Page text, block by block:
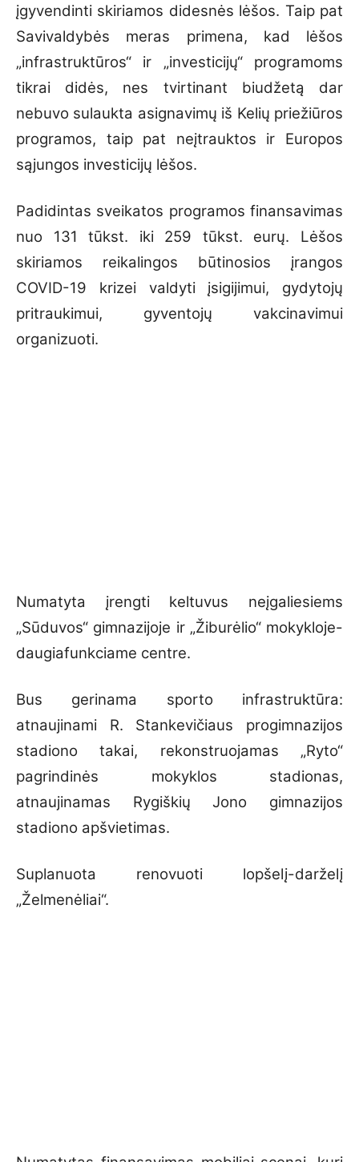
įgyvendinti skiriamos didesnės lėšos. Taip pat
Savivaldybės meras primena, kad lėšos
„infrastruktūros“ ir „investicijų“ programoms
tikrai didės, nes tvirtinant biudžetą dar
nebuvo sulaukta asignavimų iš Kelių priežiūros
programos, taip pat neįtrauktos ir Europos
sąjungos investicijų lėšos.
Padidintas sveikatos programos finansavimas
nuo 131 tūkst. iki 259 tūkst. eurų. Lėšos
skiriamos reikalingos būtinosios įrangos
COVID-19 krizei valdyti įsigijimui, gydytojų
pritraukimui, gyventojų vakcinavimui
organizuoti.
Numatyta įrengti keltuvus neįgaliesiems
„Sūduvos“ gimnazijoje ir „Žiburėlio“ mokykloje-
daugiafunkciame centre.
Bus gerinama sporto infrastruktūra:
atnaujinami R. Stankevičiaus progimnazijos
stadiono takai, rekonstruojamas „Ryto“
pagrindinės mokyklos stadionas,
atnaujinamas Rygiškių Jono gimnazijos
stadiono apšvietimas.
Suplanuota renovuoti lopšelį-darželį
„Želmenėliai“.